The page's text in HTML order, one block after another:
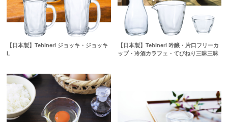
【日本製】Tebineri ジョッキ・ジョッキ
L
【日本製】Tebineri 吟醸・片口フリーカ
ップ・冷酒カラフェ・てびねり三昧三昧